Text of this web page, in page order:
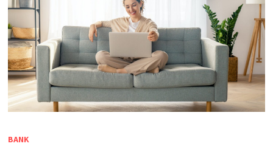
BANK